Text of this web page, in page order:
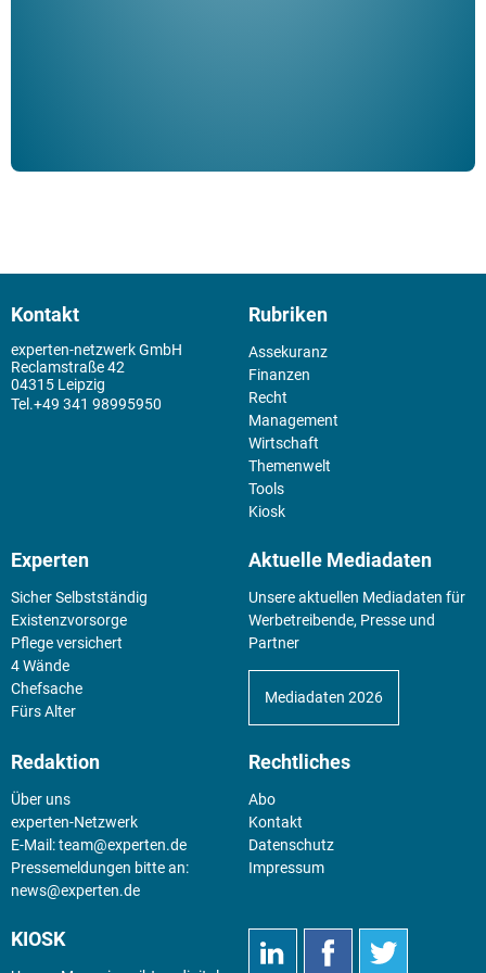
Kontakt
experten-netzwerk GmbH
Reclamstraße 42
04315 Leipzig
+49 341 98995950
Rubriken
Assekuranz
Finanzen
Recht
Management
Wirtschaft
Themenwelt
Tools
Kiosk
Experten
Sicher Selbstständig
Existenz­vorsorge
Pflege versichert
4 Wände
Chefsache
Fürs Alter
Aktuelle Mediadaten
Unsere aktuellen Mediadaten für
Werbetreibende, Presse und
Partner
Mediadaten 2026
Redaktion
Über uns
experten-Netzwerk
E-Mail:team@experten.de
Pressemeldungen bitte an:
news@experten.de
Rechtliches
Abo
Kontakt
Datenschutz
Impressum
KIOSK